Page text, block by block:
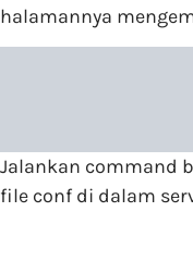
halamannya
Jalankan command
file conf di dalam